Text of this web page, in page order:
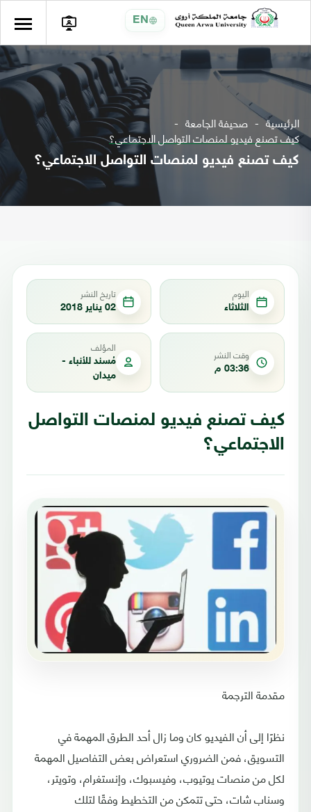
EN
الرئيسية صحيفة الجامعة
كيف تصنع فيديو لمنصات التواصل الاجتماعي؟
كيف تصنع فيديو لمنصات التواصل الاجتماعي؟
اليوم
الثلاثاء
تاريخ النشر
02 يناير 2018
وقت النشر
03:36 م
المؤلف
مُسند للأنباء -
ميدان
كيف تصنع فيديو لمنصات التواصل
الاجتماعي؟
مقدمة الترجمة
نظرًا إلى أن الفيديو كان وما زال أحد الطرق المهمة في
التسويق، فمن الضروري استعراض بعض التفاصيل المهمة
لكل من منصات يوتيوب، وفيسبوك، وإنستغرام، وتويتر،
وسناب شات، حتى تتمكن من التخطيط وفقًا لتلك